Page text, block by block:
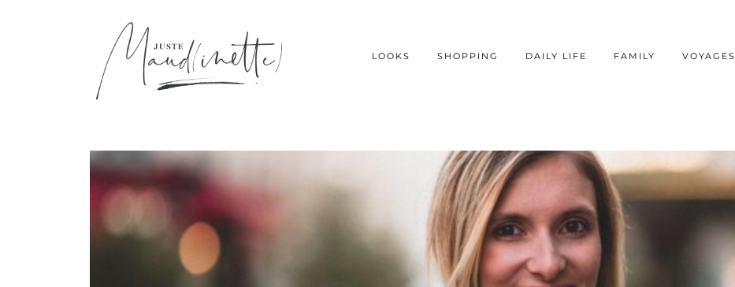
LOOKS SHOPPING DAILY LIFE FAMILY VOYAGES